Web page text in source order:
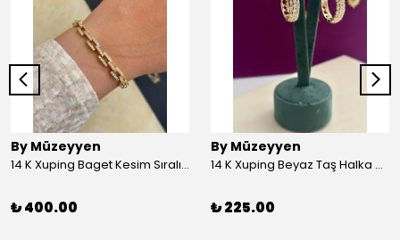
By Müzeyyen
14 K Xuping Baget Kesim Sıralı Bileklik
₺ 400.00
By Müzeyyen
14 K Xuping Beyaz Taş Halka Küpe
₺ 225.00